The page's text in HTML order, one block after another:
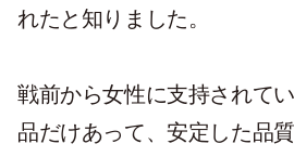
れたと知りました。
戦前から女性に支持されて
品だけあって、安定した品